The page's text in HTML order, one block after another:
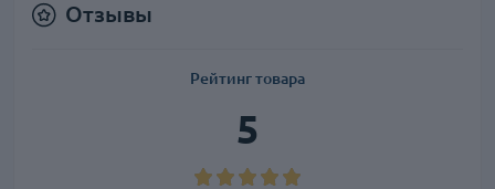
Отзывы
Рейтинг товара
5